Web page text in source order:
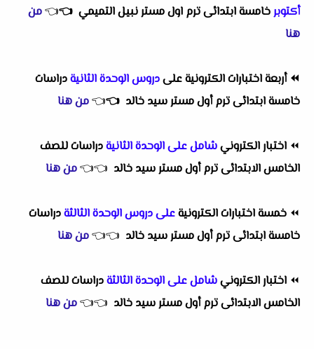
أكتوبرخامسة ابتدائى ترم اول مستر نبيل التميمي 👈
👈من
هنا
⏪أربعة اختبارات الكترونية علىدروس الوحدة الثانيةدراسات
خامسة ابتدائى ترم أول مستر سيد خالد 👈
👈من هنا
⏪ اختبار الكترونيشامل على الوحدة الثانيةدراسات للصف
الخامس الابتدائى ترم أول مستر سيد خالد 👈
👈من هنا
⏪ خمسة اختبارات الكترونيةعلى دروس الوحدة الثالثةدراسات
خامسة ابتدائى ترم أول مستر سيد خالد 👈
👈من هنا
⏪ اختبار الكترونيشامل على الوحدة الثالثةدراسات للصف
الخامس الابتدائى ترم أول مستر سيد خالد 👈
👈من هنا